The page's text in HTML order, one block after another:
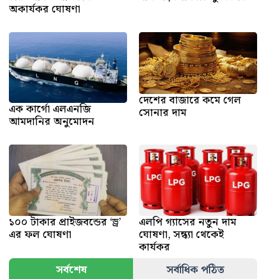
অকার্যকর ঘোষণা
এক কার্গো এলএনজি
আমদানির অনুমোদন
দেশের বাজারে কমে গেল
সোনার দাম
১০০ টাকার প্রাইজবন্ডের ‘ড্র’
এর ফল ঘোষণা
এলপি গ্যাসের নতুন দাম
ঘোষণা, সন্ধ্যা থেকেই
কার্যকর
সর্বশেষ
সর্বাধিক পঠিত